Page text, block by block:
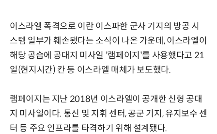
이스라엘 폭격으로 이란 이스파한 군사 기지의 방공 시
스템 일부가 훼손됐다는 소식이 나온 가운데, 이스라엘이
해당 공습에 공대지 미사일 '램페이지'를 사용했다고 21
일(현지시간) 칸 등 이스라엘 매체가 보도했다.
램페이지는 지난 2018년 이스라엘이 공개한 신형 공대
지 미사일이다. 통신 및 지휘 센터, 공군 기지, 유지보수 센
터 등 주요 인프라를 타격하기 위해 설계됐다.